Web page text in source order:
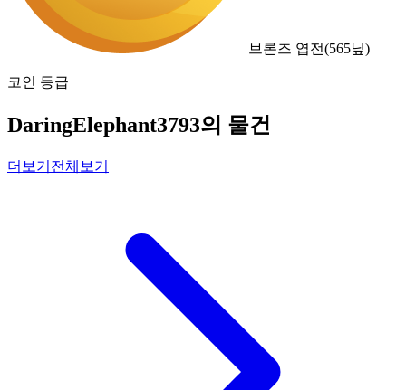
브론즈 엽전(565닢)
코인 등급
DaringElephant3793의 물건
더보기 전체보기